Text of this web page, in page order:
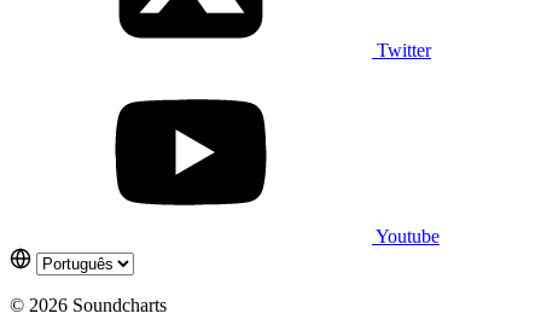
Twitter
Youtube
© 2026 Soundcharts